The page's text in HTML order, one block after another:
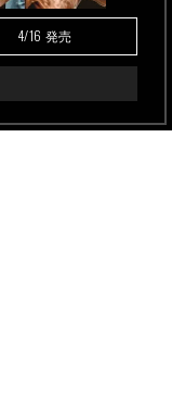
4/16 発売